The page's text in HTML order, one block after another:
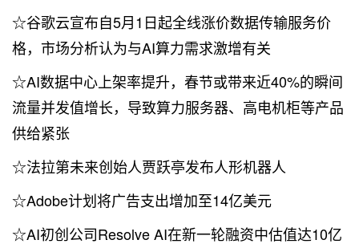
☆谷歌云宣布自5月1日起全线涨价数据传输服务价
格，市场分析认为与AI算力需求激增有关
☆AI数据中心上架率提升，春节或带来近40%的瞬间
流量并发值增长，导致算力服务器、高电机柜等产品
供给紧张
☆法拉第未来创始人贾跃亭发布人形机器人
☆Adobe计划将广告支出增加至14亿美元
☆AI初创公司Resolve AI在新一轮融资中估值达10亿